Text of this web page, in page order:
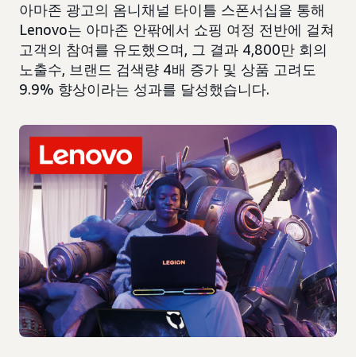
아마존 광고의 옴니채널 타이틀 스폰서십을 통해
Lenovo는 아마존 안팎에서 쇼핑 여정 전반에 걸쳐
고객의 참여를 유도했으며, 그 결과 4,800만 회의
노출수, 브랜드 검색량 4배 증가 및 상품 고려도
9.9% 향상이라는 성과를 달성했습니다.